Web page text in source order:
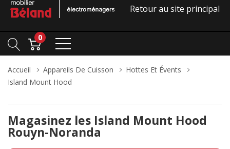
Retour au site principal
0
Accueil Appareils De Cuisson
Hottes Et Évents
Island Mount Hood
Magasinez les Island Mount Hood
Rouyn-Noranda